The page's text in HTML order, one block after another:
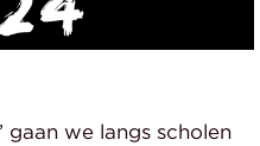
gaan we langs scholen